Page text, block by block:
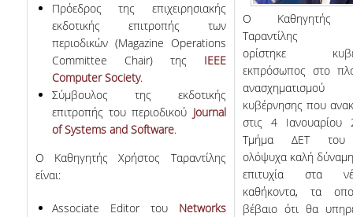
Πρόεδρος της επιχειρησιακής
εκδοτικής επιτροπής των
περιοδικών (Magazine Operations
Committee Chair) της IEEE
Computer Society.
Σύμβουλος της εκδοτικής
επιτροπής του περιοδικού Journal
of Systems and Software.
Ο Καθηγητής Χρήστος Ταραντίλης
είναι:
Associate Editor του Networks
Ο Καθηγητής
Ταραντίλης
ορίστηκε
εκπρόσωπος στο
κυβέρνησης που
στις 4 Ιανουαρίου
Τμήμα ΔΕΤ του
ολόψυχα καλή
επιτυχία στα
καθήκοντα, τα
βέβαιο ότι θα